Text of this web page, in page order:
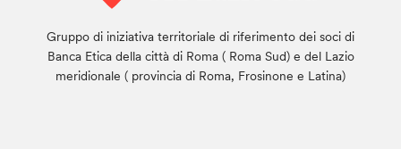
Gruppo di iniziativa territoriale di riferimento dei soci di
Banca Etica della città di Roma ( Roma Sud) e del Lazio
meridionale ( provincia di Roma, Frosinone e Latina)